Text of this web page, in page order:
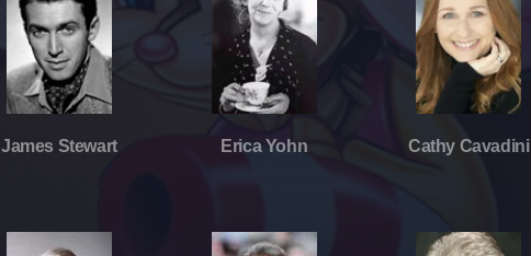
James Stewart Erica Yohn Cathy Cavadini